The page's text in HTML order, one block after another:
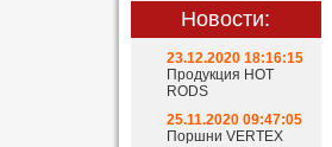
Новости:
23.12.2020 18:16:15
Продукция HOT
RODS
25.11.2020 09:47:05
Поршни VERTEX